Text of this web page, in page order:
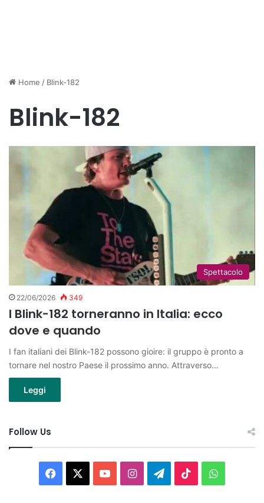
Home / Blink-182
Blink-182
Spettacolo
22/06/2026 349
I Blink-182 torneranno in Italia: ecco
dove e quando
I fan italiani dei Blink-182 possono gioire: il gruppo è pronto a
tornare nel nostro Paese il prossimo anno. Attraverso…
Leggi
Follow Us
Facebook You InstagramTelegram
TikTok